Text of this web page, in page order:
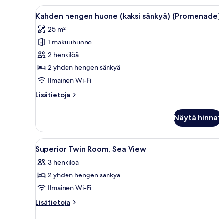
huone
(kaksi
merinäköala
Avaa
kaikki
huonetyypin
Kahden
hengen
huone
(kaksi
(Promenade)
Kahden hengen huone
2
Kahden hengen huone (kaksi sänkyä)
25 m²
1 makuuhuone
2 henkilöä
2 yhden hengen sänkyä
Ilmainen Wi-Fi
Lisätietoja
Lisätietoja
huone
(kaksi
sänkyä)
(Promenade)
Näytä
Avaa
kaikki
huonetyypin
Superior
Twin
Room,
Hotellihuone, jossa on
3
Superior Twin Room, Sea View
3 henkilöä
2 yhden hengen sänkyä
Ilmainen Wi-Fi
Lisätietoja
Lisätietoja